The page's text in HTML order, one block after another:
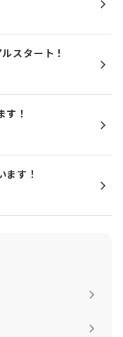
スタート！
す！
ます！